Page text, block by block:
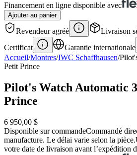
Financement en ligne disponible avec
Ajouter au panier
Revendeur agréé
Livraison
Certificat
Garantie internationale
Accueil/Montres/IWC Schaffhausen/
Petit Prince
Pilot's Watch Automatic
Prince
6 950,00 $
Disponible sur commandeCommandé
manufacture. Le délai varie selon la pièce.
votre date de livraison avant l’expédition